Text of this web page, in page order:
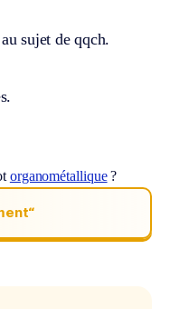
sujet de qqch.
organométallique?